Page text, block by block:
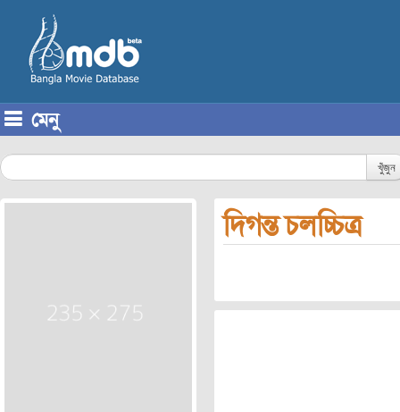
মেনু
খুঁজুন
দিগন্ত চলচ্চিত্র